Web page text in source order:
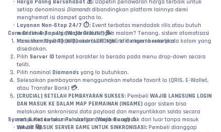
Harga Paling Bersahabat 💰: Dapetin penawaran harga terbaik untuk
setiap denominasi Diamonds dibandingkan platform lainnya demi
menghemat isi dompet gacha lo.
Layanan Non-Stop 24/7 ⏱️: Event terbatas mendadak rilis atau butuh
modal tempa senjata darurat tengah malam? Tenang, sistem otomatisasi
kami standby 24 jam penuh buat nge-refill akun lo seketika!
Cara Order & Top-Up (Wajib Diikuti!) 📝:
Masukkan User ID (UID) akun LORDNINE lo dengan benar pada kolom yang
disediakan.
Pilih Server ID tempat karakter lo berada pada menu drop-down secara
teliti.
Pilih nominal Diamonds yang lo butuhkan.
Selesaikan pembayaran menggunakan metode favorit lo (QRIS, E-Wallet,
atau Transfer Bank) 💳.
[CRUCIAL] SETELAH PEMBAYARAN SUKSES: Pembeli WAJIB LANGSUNG LOGIN
DAN MASUK KE DALAM MAP PERMAINAN (INGAME) agar sistem bisa
melakukan sinkronisasi data payload dan menyuntikkan saldo secara
sempurna ke akun lo! Jangan cuma mengecek dari luar tanpa masuk
server! 🚀
Syarat & Ketentuan Pembelian (Wajib Baca!) ⚠️:
WAJIB MASUK SERVER GAME UNTUK SINKRONISASI: Pembeli dianggap